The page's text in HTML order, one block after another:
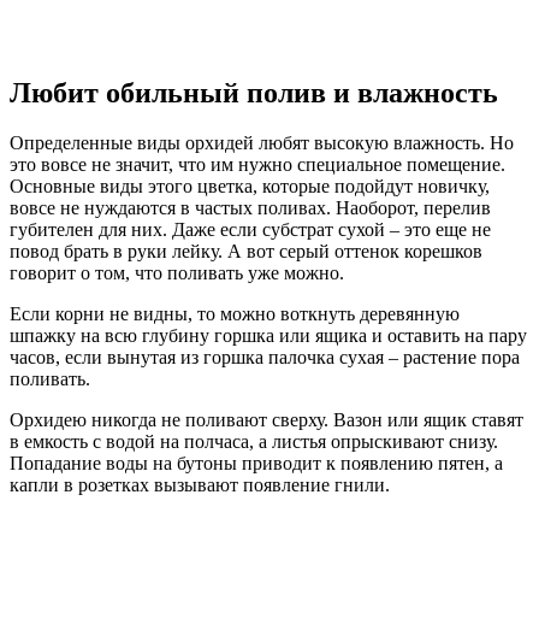
Любит обильный полив и влажность
Определенные виды орхидей любят высокую влажность. Но
это вовсе не значит, что им нужно специальное помещение.
Основные виды этого цветка, которые подойдут новичку,
вовсе не нуждаются в частых поливах. Наоборот, перелив
губителен для них. Даже если субстрат сухой – это еще не
повод брать в руки лейку. А вот серый оттенок корешков
говорит о том, что поливать уже можно.
Если корни не видны, то можно воткнуть деревянную
шпажку на всю глубину горшка или ящика и оставить на пару
часов, если вынутая из горшка палочка сухая – растение пора
поливать.
Орхидею никогда не поливают сверху. Вазон или ящик ставят
в емкость с водой на полчаса, а листья опрыскивают снизу.
Попадание воды на бутоны приводит к появлению пятен, а
капли в розетках вызывают появление гнили.